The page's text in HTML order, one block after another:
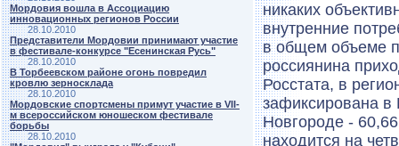
Мордовия вошла в Ассоциацию
инновационных регионов России
28.10.2010
Представители Мордовии принимают участие
в фестивале-конкурсе "Есенинская Русь"
28.10.2010
В Торбеевском районе огонь повредил
кровлю зерносклада
28.10.2010
Мордовские спортсмены примут участие в VII-
м всероссийском юношеском фестивале
борьбы
28.10.2010
никаких
внутренние
в общем объеме
россиянина
Росстата, в
зафиксирована в
Новгороде -
находится на